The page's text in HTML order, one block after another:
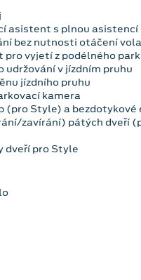
asistent s plnou asistencí
bez nutnosti otáčení
pro vyjetí z podélného
udržování v jízdním pruhu
jízdního pruhu
kamera
(pro Style) a
zavírání) pátých dveří
dveří pro Style